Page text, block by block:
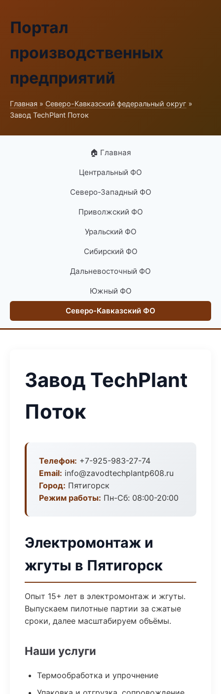
Портал
производственных
предприятий
Главная » Северо-Кавказский федеральный округ »
Завод TechPlant Поток
🏠 Главная
Центральный ФО
Северо-Западный ФО
Приволжский ФО
Уральский ФО
Сибирский ФО
Дальневосточный ФО
Южный ФО
Северо-Кавказский ФО
Завод TechPlant
Поток
Телефон: +7-925-983-27-74
Email: info@zavodtechplantp608.ru
Город: Пятигорск
Режим работы: Пн-Сб: 08:00-20:00
Электромонтаж и
жгуты в Пятигорск
Опыт 15+ лет в электромонтаж и жгуты.
Выпускаем пилотные партии за сжатые
сроки, далее масштабируем объёмы.
Наши услуги
Термообработка и упрочнение